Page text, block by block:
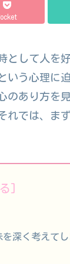
として人を
う心理に
のあり方を
れでは、ま
深く考えてし